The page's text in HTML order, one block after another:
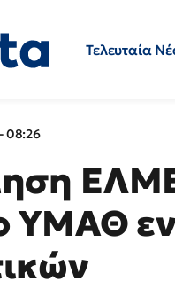
Τελευταία
08:26
ΥΜΑΘ